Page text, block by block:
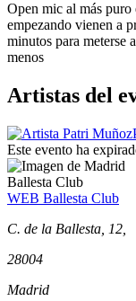
Open mic al más puro
empezando vienen a
minutos para meterse
menos
Artistas del
Este evento ha
Ballesta Club
WEB Ballesta Club
C. de la Ballesta, 12,
28004
Madrid